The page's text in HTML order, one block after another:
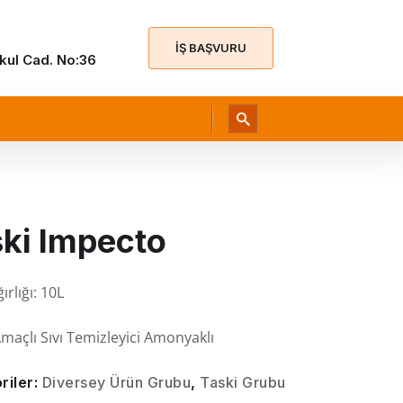
Cad. No:36
İŞ BAŞVURU
Impecto
10L
Sıvı Temizleyici Amonyaklı
Diversey Ürün Grubu, Taski Grubu